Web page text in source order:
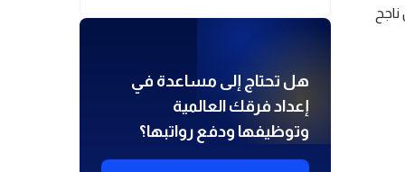
هل تحتاج إلى مساعدة في
إعداد فرقك العالمية
وتوظيفها ودفع رواتبها؟